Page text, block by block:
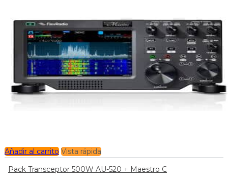
Añadir al carrito Vista rápida
Pack Transceptor 500W AU-520 + Maestro C